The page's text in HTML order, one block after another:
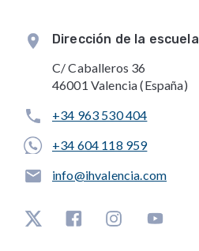
Dirección de la escuela
C/ Caballeros 36
46001 Valencia (España)
+34 963 530 404
+34 604 118 959
info@ihvalencia.com